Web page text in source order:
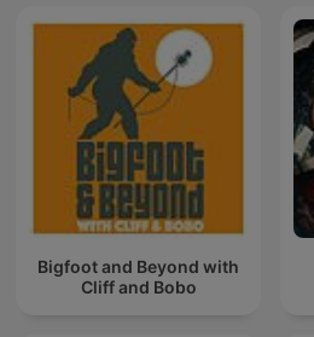
Bigfoot and Beyond with
Cliff and Bobo